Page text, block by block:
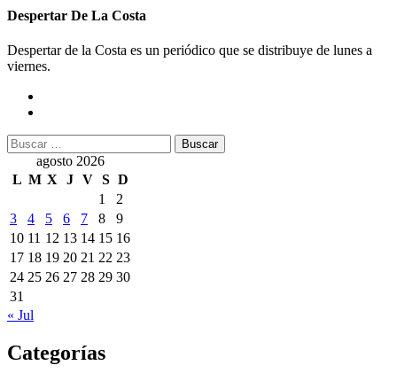
Despertar De La Costa
Despertar de la Costa es un periódico que se distribuye de lunes a
viernes.
Buscar:
agosto 2026
L M X J V S D
1
2
3
4 5 6 7 8
9
10 11 12 13 14 15 16
17 18 19 20 21 22 23
24 25 26 27 28 29 30
31
« Jul
Categorías